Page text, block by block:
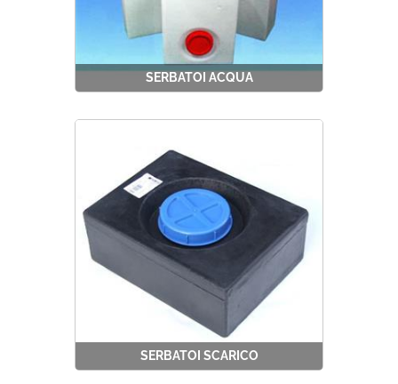
SERBATOI ACQUA
SERBATOI SCARICO